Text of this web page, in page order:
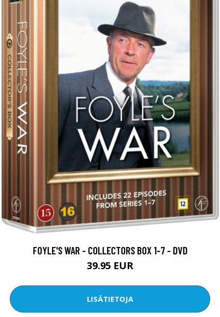
FOYLE'S WAR - COLLECTORS BOX 1-7 - DVD
39.95 EUR
LISÄTIETOJA